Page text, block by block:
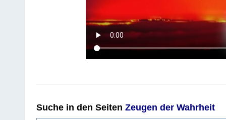
Suche in den Seiten Zeugen der Wahrheit